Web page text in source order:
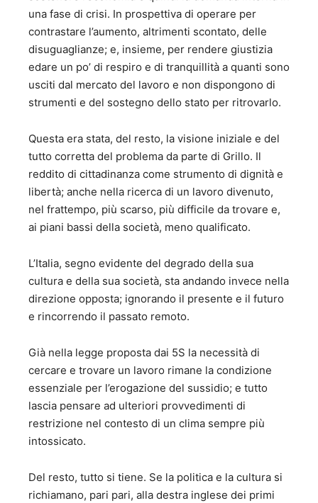
una fase di crisi. In prospettiva di operare per
contrastare l’aumento, altrimenti scontato, delle
disuguaglianze; e, insieme, per rendere giustizia
edare un po’ di respiro e di tranquillità a quanti sono
usciti dal mercato del lavoro e non dispongono di
strumenti e del sostegno dello stato per ritrovarlo.
Questa era stata, del resto, la visione iniziale e del
tutto corretta del problema da parte di Grillo. Il
reddito di cittadinanza come strumento di dignità e
libertà; anche nella ricerca di un lavoro divenuto,
nel frattempo, più scarso, più difficile da trovare e,
ai piani bassi della società, meno qualificato.
L’Italia, segno evidente del degrado della sua
cultura e della sua società, sta andando invece nella
direzione opposta; ignorando il presente e il futuro
e rincorrendo il passato remoto.
Già nella legge proposta dai 5S la necessità di
cercare e trovare un lavoro rimane la condizione
essenziale per l’erogazione del sussidio; e tutto
lascia pensare ad ulteriori provvedimenti di
restrizione nel contesto di un clima sempre più
intossicato.
Del resto, tutto si tiene. Se la politica e la cultura si
richiamano, pari pari, alla destra inglese dei primi